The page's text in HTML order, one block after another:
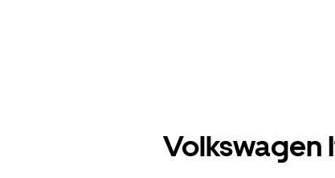
Volkswagen